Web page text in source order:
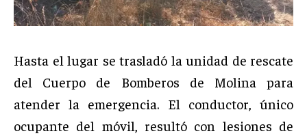
Hasta el lugar se trasladó la unidad de rescate
del Cuerpo de Bomberos de Molina para
atender la emergencia. El conductor, único
ocupante del móvil, resultó con lesiones de